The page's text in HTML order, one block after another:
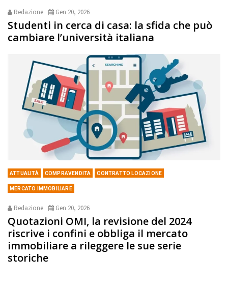
Redazione Gen 20, 2026
Studenti in cerca di casa: la sfida che può
cambiare l’università italiana
ATTUALITÀ COMPRAVENDITA CONTRATTO LOCAZIONE
MERCATO IMMOBILIARE
Redazione Gen 20, 2026
Quotazioni OMI, la revisione del 2024
riscrive i confini e obbliga il mercato
immobiliare a rileggere le sue serie
storiche